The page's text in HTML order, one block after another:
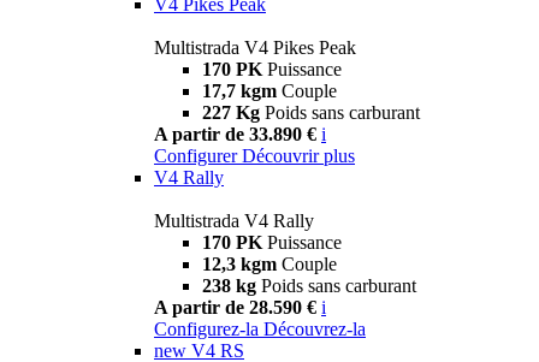
Multistrada V4 Pikes Peak
170 PK Puissance
17,7 kgm Couple
227 Kg Poids sans carburant
A partir de 33.890 € i
Configurer Découvrir plus
V4 Rally
Multistrada V4 Rally
170 PK Puissance
12,3 kgm Couple
238 kg Poids sans carburant
A partir de 28.590 € i
Configurez-la Découvrez-la
new V4 RS